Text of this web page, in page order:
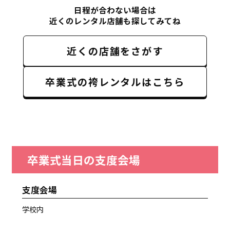
日程が合わない場合は
近くのレンタル店舗も探してみてね
近くの店舗をさがす
卒業式の袴レンタルはこちら
卒業式当日の支度会場
支度会場
学校内